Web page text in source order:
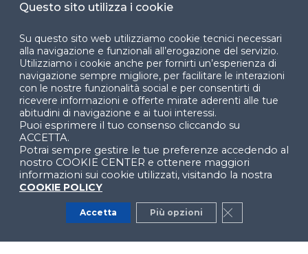
Facebook LinkedIn
YouTube X
© 2024 Copyright © Politecnico di Milano Dipartimento
di Ingegneria Gestionale
Questo sito utilizza i cookie
Su questo sito web utilizziamo cookie tecnici necessari
alla navigazione e funzionali all’erogazione del servizio.
Utilizziamo i cookie anche per fornirti un’esperienza di
navigazione sempre migliore, per facilitare le interazioni
con le nostre funzionalità social e per consentirti di
ricevere informazioni e offerte mirate aderenti alle tue
abitudini di navigazione e ai tuoi interessi.
Puoi esprimere il tuo consenso cliccando su
ACCETTA.
Potrai sempre gestire le tue preferenze accedendo al
nostro COOKIE CENTER e ottenere maggiori
informazioni sui cookie utilizzati, visitando la nostra
COOKIE POLICY
Accetta Più opzioni Close GDPR